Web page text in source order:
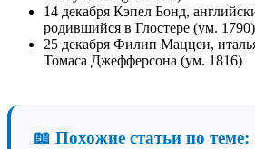
14 декабря Кэпел Бонд,
родившийся в Глостере (ум. 1790)
25 декабря Филип Маццеи,
Томаса Джефферсона (ум. 1816)
📖 Похожие статьи по теме: